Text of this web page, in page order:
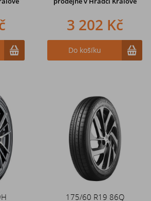
3 202 Kč
Do košíku
175/60 R19 86Q